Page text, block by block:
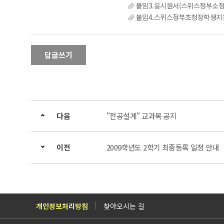
붙임3.응시원서(스위스정부소
붙임4.스위스정부초청장학생
답글쓰기
다음 "전공설계" 교과목 공지
이전 2009학년도 2학기 최종등록 일정 안내
개인정보처리방침 찾아오시는 길